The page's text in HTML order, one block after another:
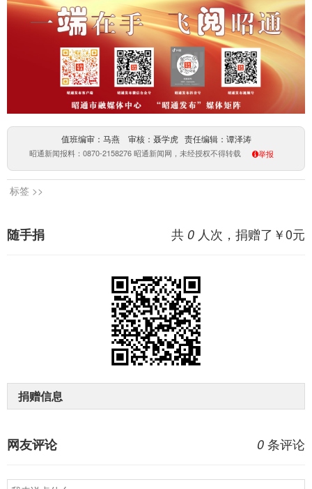
值班编审：马燕 审核：聂学虎 责任编辑：谭泽涛
昭通新闻报料：0870-2158276 昭通新闻网，未经授权不得转载 举报
标签 >>
共 0 人次，捐赠了￥0元
随手捐
捐赠信息
0 条评论
网友评论